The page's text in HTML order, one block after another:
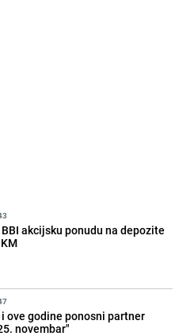
akcijsku ponudu na depozite
i ove godine ponosni partner
novembar"